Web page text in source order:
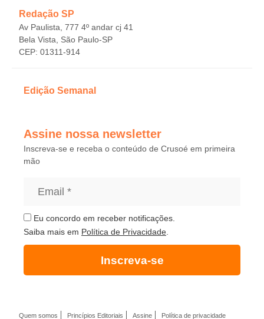
Redação SP
Av Paulista, 777 4º andar cj 41
Bela Vista, São Paulo-SP
CEP: 01311-914
Edição Semanal
Assine nossa newsletter
Inscreva-se e receba o conteúdo de Crusoé em primeira
mão
Eu concordo em receber notificações.
Saiba mais em Política de Privacidade
Inscreva-se
Quem somos Princípios Editoriais Assine Política de privacidade